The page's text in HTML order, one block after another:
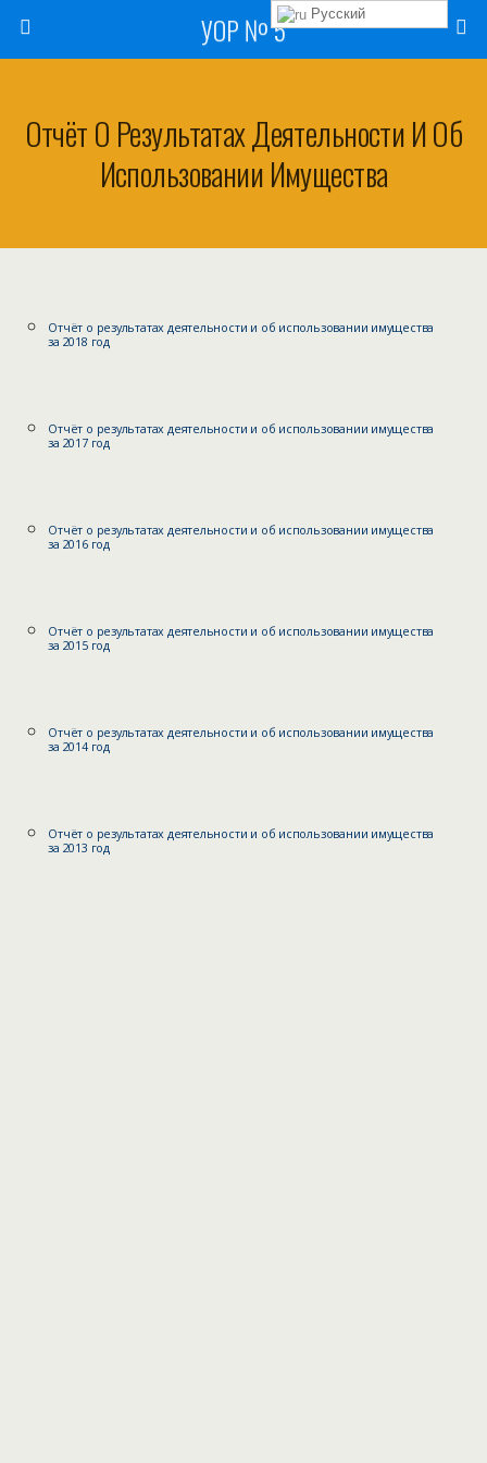
УОР № 5
Отчёт О Результатах Деятельности И Об
Использовании Имущества
Отчёт о результатах деятельности и об использовании имущества
за 2018 год
Отчёт о результатах деятельности и об использовании имущества
за 2017 год
Отчёт о результатах деятельности и об использовании имущества
за 2016 год
Отчёт о результатах деятельности и об использовании имущества
за 2015 год
Отчёт о результатах деятельности и об использовании имущества
за 2014 год
Отчёт о результатах деятельности и об использовании имущества
за 2013 год
Русский